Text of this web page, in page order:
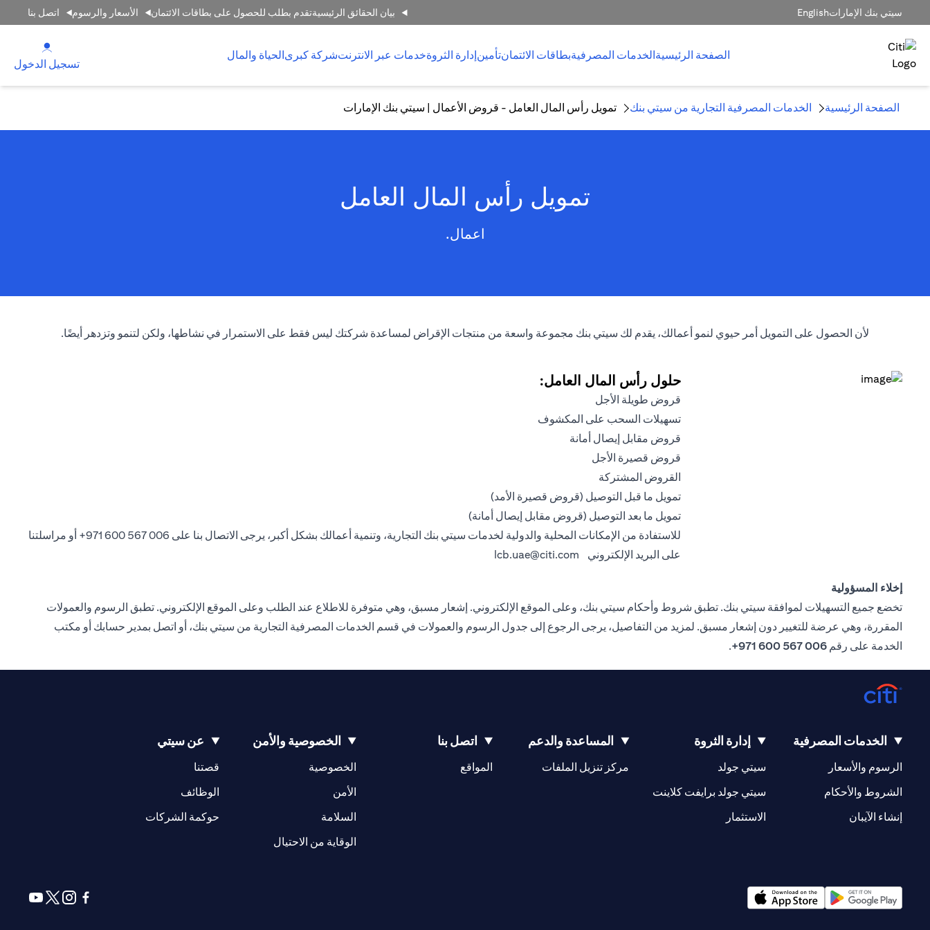
سيتي بنك الإماراتEnglish بيان الحقائق الرئيسيةتقدم بطلب للحصول على بطاقات الائتمان الأسعار والرسوم اتصل بنا
الصفحة الرئيسيةالخدمات المصرفيةبطاقات الائتمانتأمينإدارة الثروةخدمات عبر الانترنتشركة كبرىالحياة والمال
تسجيل الدخول
الصفحة الرئيسية الخدمات المصرفية التجارية من سيتي بنك تمويل رأس المال العامل - قروض الأعمال | سيتي بنك الإمارات
تمويل رأس المال العامل
اعمال.
لأن الحصول على التمويل أمر حيوي لنمو أعمالك، يقدم لك سيتي بنك مجموعة واسعة من منتجات الإقراض لمساعدة شركتك ليس فقط على الاستمرار في نشاطها، ولكن لتنمو وتزدهر أيضًا.
حلول رأس المال العامل:
قروض طويلة الأجل
تسهيلات السحب على المكشوف
قروض مقابل إيصال أمانة
قروض قصيرة الأجل
القروض المشتركة
تمويل ما قبل التوصيل (قروض قصيرة الأمد)
تمويل ما بعد التوصيل (قروض مقابل إيصال أمانة)
للاستفادة من الإمكانات المحلية والدولية لخدمات سيتي بنك التجارية، وتنمية أعمالك بشكل أكبر، يرجى الاتصال بنا على 006 567 600 971+
أو مراسلتنا
على البريد الإلكتروني lcb.uae@citi.com
إخلاء المسؤولية
تخضع جميع التسهيلات لموافقة سيتي بنك. تطبق شروط وأحكام سيتي بنك، وعلى الموقع الإلكتروني. إشعار مسبق، وهي متوفرة للاطلاع عند الطلب وعلى الموقع الإلكتروني. تطبق الرسوم والعمولات
المقررة، وهي عرضة للتغيير دون إشعار مسبق. لمزيد من التفاصيل، يرجى الرجوع إلى جدول الرسوم والعمولات في قسم الخدمات المصرفية التجارية من سيتي بنك، أو اتصل بمدير حسابك أو مكتب
الخدمة على رقم 006 567 600 971+
.
الخدمات المصرفية
الرسوم والأسعار
الشروط والأحكام
إنشاء الآيبان
إدارة الثروة
سيتي جولد
سيتي جولد برايفت كلاينت
الاستثمار
المساعدة والدعم
مركز تنزيل الملفات
اتصل بنا
المواقع
(opens in a new tab)
الخصوصية والأمن
الخصوصية
الأمن
السلامة
الوقاية من الاحتيال
عن سيتي
قصتنا
(opens in a new tab)
الوظائف
(opens in a new tab)
حوكمة الشركات
(opens in a new tab)